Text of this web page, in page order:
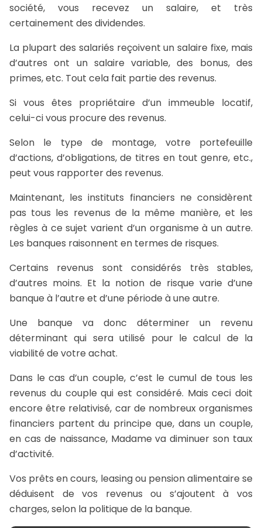
société, vous recevez un salaire, et très
certainement des dividendes.
La plupart des salariés reçoivent un salaire fixe, mais
d’autres ont un salaire variable, des bonus, des
primes, etc. Tout cela fait partie des revenus.
Si vous êtes propriétaire d’un immeuble locatif,
celui-ci vous procure des revenus.
Selon le type de montage, votre portefeuille
d’actions, d’obligations, de titres en tout genre, etc.,
peut vous rapporter des revenus.
Maintenant, les instituts financiers ne considèrent
pas tous les revenus de la même manière, et les
règles à ce sujet varient d’un organisme à un autre.
Les banques raisonnent en termes de risques.
Certains revenus sont considérés très stables,
d’autres moins. Et la notion de risque varie d’une
banque à l’autre et d’une période à une autre.
Une banque va donc déterminer un revenu
déterminant qui sera utilisé pour le calcul de la
viabilité de votre achat.
Dans le cas d’un couple, c’est le cumul de tous les
revenus du couple qui est considéré. Mais ceci doit
encore être relativisé, car de nombreux organismes
financiers partent du principe que, dans un couple,
en cas de naissance, Madame va diminuer son taux
d’activité.
Vos prêts en cours, leasing ou pension alimentaire se
déduisent de vos revenus ou s’ajoutent à vos
charges, selon la politique de la banque.